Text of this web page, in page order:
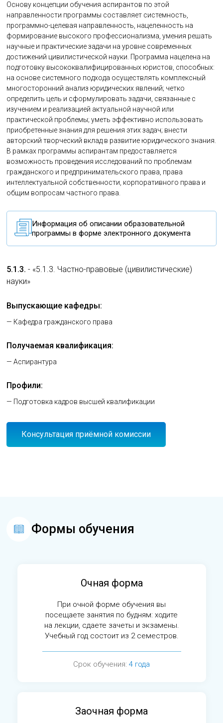
5.1.3.- «5.1.3. Частно-правовые (цивилистические)
науки»
Выпускающие кафедры:
— Кафедра гражданского права
Получаемая квалификация:
— Аспирантура
Профили:
— Подготовка кадров высшей квалификации
Консультация приёмной комиссии
Основу концепции обучения аспирантов по этой
направленности программы составляет системность,
программно-целевая направленность, нацеленность на
формирование высокого профессионализма, умения решать
научные и практические задачи на уровне современных
достижений цивилистической науки. Программа нацелена на
подготовку высококвалифицированных юристов, способных:
на основе системного подхода осуществлять комплексный
многосторонний анализ юридических явлений; четко
определить цель и сформулировать задачи, связанные с
изучением и реализацией актуальной научной или
практической проблемы; уметь эффективно использовать
приобретенные знания для решения этих задач; внести
авторский творческий вклад в развитие юридического знания.
В рамках программы аспирантам предоставляется
возможность проведения исследований по проблемам
гражданского и предпринимательского права, права
интеллектуальной собственности, корпоративного права и
общим вопросам частного права.
Информация об описании образовательной
программы в форме электронного документа
Формы обучения
Очная форма
При очной форме обучения вы
посещаете занятия по будням: ходите
на лекции, сдаете зачеты и экзамены.
Учебный год состоит из 2 семестров.
Срок обучения: 4 года
Заочная форма